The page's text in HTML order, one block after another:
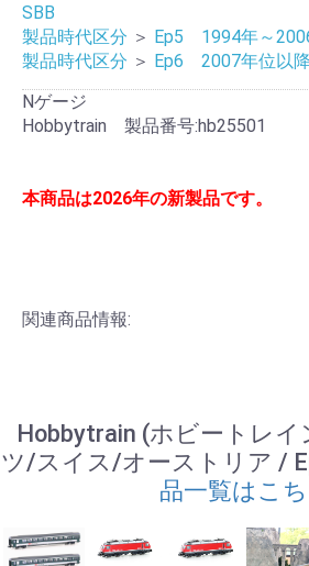
SBB
製品時代区分 ＞ Ep5 1994年～
製品時代区分 ＞ Ep6 2007年位以降
Nゲージ
Hobbytrain 製品番号:hb25501
本商品は2026年の新製品です。
関連商品情報:
Hobbytrain (ホビートレイ
ツ/スイス/オーストリア /
品一覧はこ